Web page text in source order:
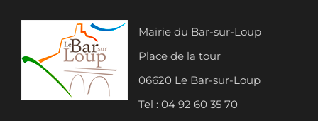
Mairie du Bar-sur-Loup
Place de la tour
06620 Le Bar-sur-Loup
Tel : 04 92 60 35 70